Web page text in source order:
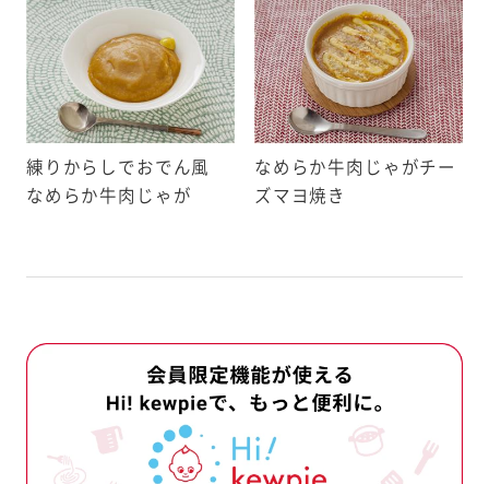
花生・えび・かに
もの21品目
いか・いくら・オレンジ・
イフルーツ・牛肉・くる
料として使用している表示義務
等を記載しています。
卵・大豆・りんご
」には、商品の製造工程由来の
練りからしでおでん風
なめらか牛肉じゃが
なめらか牛肉じゃがチー
ズマヨ焼き